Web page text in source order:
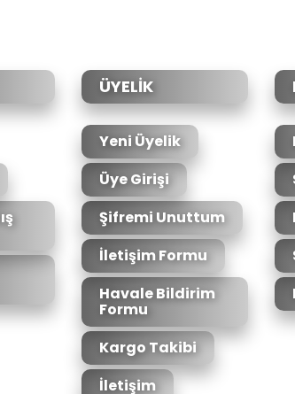
ÜYELİK
Yeni Üyelik
Üye Girişi
Şifremi Unuttum
İletişim Formu
Havale Bildirim
Formu
Kargo Takibi
İletişim